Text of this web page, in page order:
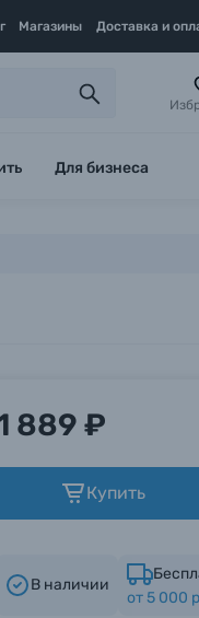
Магазины Доставка и
Для бизнеса
889 ₽
Купить
В наличии
от 5 000 р